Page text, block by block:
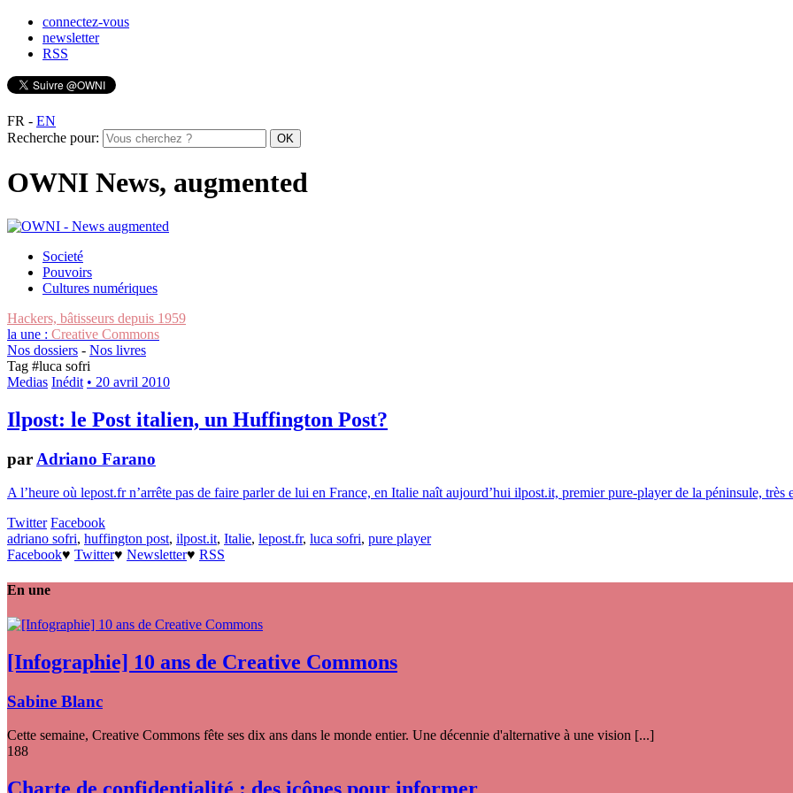
connectez-vous
newsletter
RSS
FR - EN
Recherche pour:
OWNI News, augmented
Societé
Pouvoirs
Cultures numériques
Hackers, bâtisseurs depuis 1959
la une : Creative Commons
Nos dossiers - Nos livres
Tag #luca sofri
Medias Inédit • 20 avril 2010
Ilpost: le Post italien, un Huffington Post?
par Adriano Farano
A l’heure où lepost.fr n’arrête pas de faire parler de lui en France, en Italie naît aujourd’hui ilpost.it, premier pure-player de la péninsule, très
Twitter Facebook
adriano sofri, huffington post, ilpost.it, Italie, lepost.fr, luca sofri, pure player
Facebook♥ Twitter♥ Newsletter♥ RSS
En une
[Infographie] 10 ans de Creative Commons
Sabine Blanc
Cette semaine, Creative Commons fête ses dix ans dans le monde entier. Une décennie d'alternative à une vision [...]
188